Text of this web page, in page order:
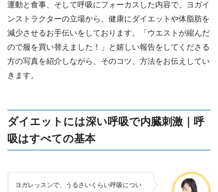
運動と食事、そして呼吸にフォーカスした内容で、ヨガイ
ンストラクターの立場から、健康にダイエットや体脂肪を
減少させるお手伝いをしております。「ウエストが縮んだ
ので服を買い替えました！」と嬉しい報告をしてくださる
方の写真を紹介しながら、そのコツ、方法をお伝えしてい
きます。
ダイエットには深い呼吸で内臓刺激｜呼
吸はすべての基本
ヨガレッスンで、うるさいくらい呼吸につい